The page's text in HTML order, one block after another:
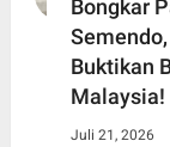
Bongkar
Buktikan
Malaysia!
Juli 21, 2026